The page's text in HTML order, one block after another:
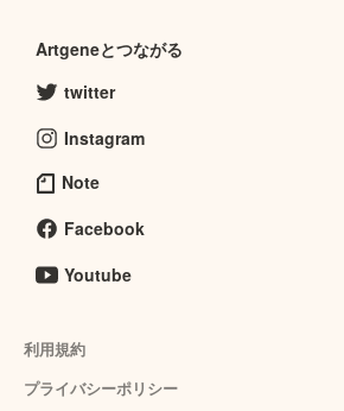
Artgeneとつながる
twitter
Instagram
Note
Facebook
Youtube
利用規約
プライバシーポリシー